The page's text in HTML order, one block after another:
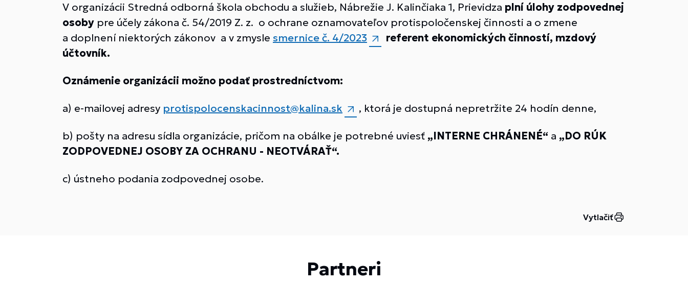
V organizácii Stredná odborná škola obchodu a služieb, Nábrežie J. Kalinčiaka 1, Prievidza plní úlohy zodpovednej
osoby pre účely zákona č. 54/2019 Z. z. o ochrane oznamovateľov protispoločenskej činnosti a o zmene
a doplnení niektorých zákonov a v zmysle smernice č. 4/2023
referent ekonomických činností, mzdový
účtovník.
Oznámenie organizácii možno podať prostredníctvom:
a) e-mailovej adresy protispolocenskacinnost@kalina.sk , ktorá je dostupná nepretržite 24 hodín denne,
b) pošty na adresu sídla organizácie, pričom na obálke je potrebné uviesť „INTERNE CHRÁNENÉ“ a „DO RÚK
ZODPOVEDNEJ OSOBY ZA OCHRANU - NEOTVÁRAŤ“.
c) ústneho podania zodpovednej osobe.
Vytlačiť
Partneri